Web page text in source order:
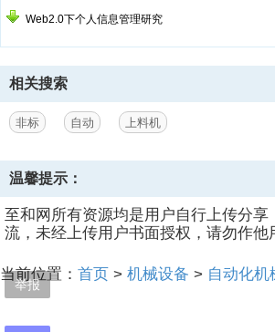
举报
Web2.0下个人信息管理研究
相关搜索
非标 自动 上料机
温馨提示：
至和网所有资源均是用户自行上传分享
流，未经上传用户书面授权，请勿作他
当前位置： 首页 > 机械设备 > 自动化机